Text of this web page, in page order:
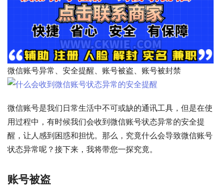
微信账号异常、安全提醒、账号被盗、账号被封禁
微信账号是我们日常生活中不可或缺的通讯工具，但是在使
用过程中，有时候我们会收到微信账号状态异常的安全提
醒，让人感到困惑和担忧。那么，究竟什么会导致微信账号
状态异常呢？接下来，我将带您一探究竟。
账号被盗